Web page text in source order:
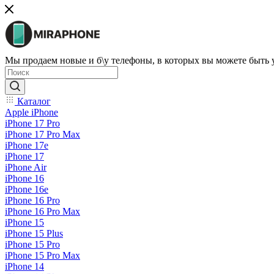
Мы продаем новые и б\у телефоны, в которых вы можете быть
Каталог
Apple iPhone
iPhone 17 Pro
iPhone 17 Pro Max
iPhone 17e
iPhone 17
iPhone Air
iPhone 16
iPhone 16e
iPhone 16 Pro
iPhone 16 Pro Max
iPhone 15
iPhone 15 Plus
iPhone 15 Pro
iPhone 15 Pro Max
iPhone 14